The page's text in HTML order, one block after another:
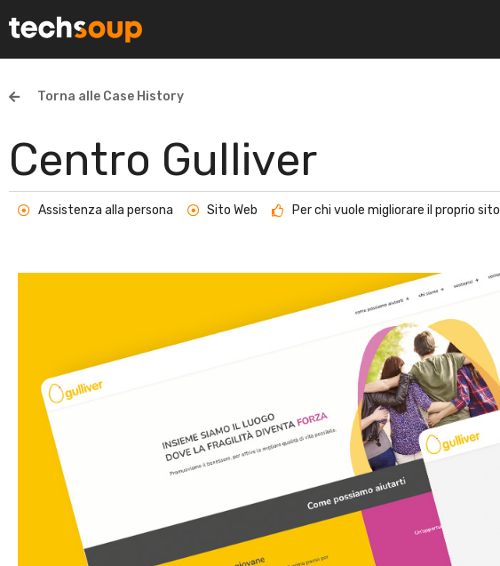
Torna alle Case History
Centro Gulliver
Assistenza alla persona Sito Web Per chi vuole migliorare il proprio sito